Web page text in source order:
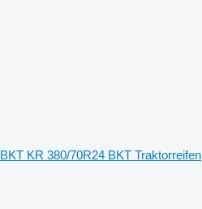
BKT KR 380/70R24 BKT Traktorreifen